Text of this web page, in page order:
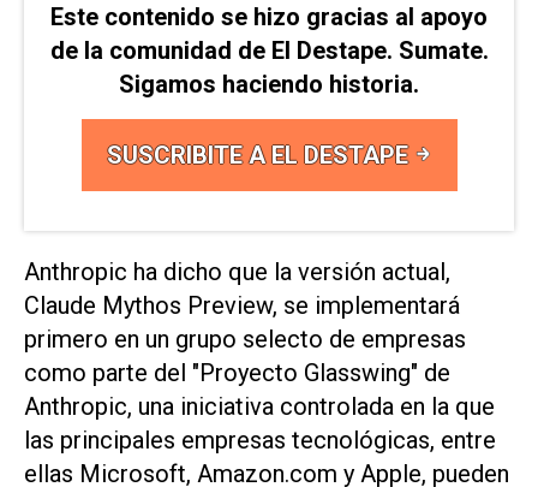
Este contenido se hizo gracias al apoyo
de la comunidad de El Destape. Sumate.
Sigamos haciendo historia.
SUSCRIBITE A EL DESTAPE
Anthropic ha dicho que la versión actual,
Claude Mythos Preview, se implementará
primero en un grupo selecto de empresas
como parte ⁠del "Proyecto Glasswing" de
Anthropic, una iniciativa controlada en la que
las principales empresas tecnológicas, entre
ellas Microsoft, Amazon.com y Apple, pueden